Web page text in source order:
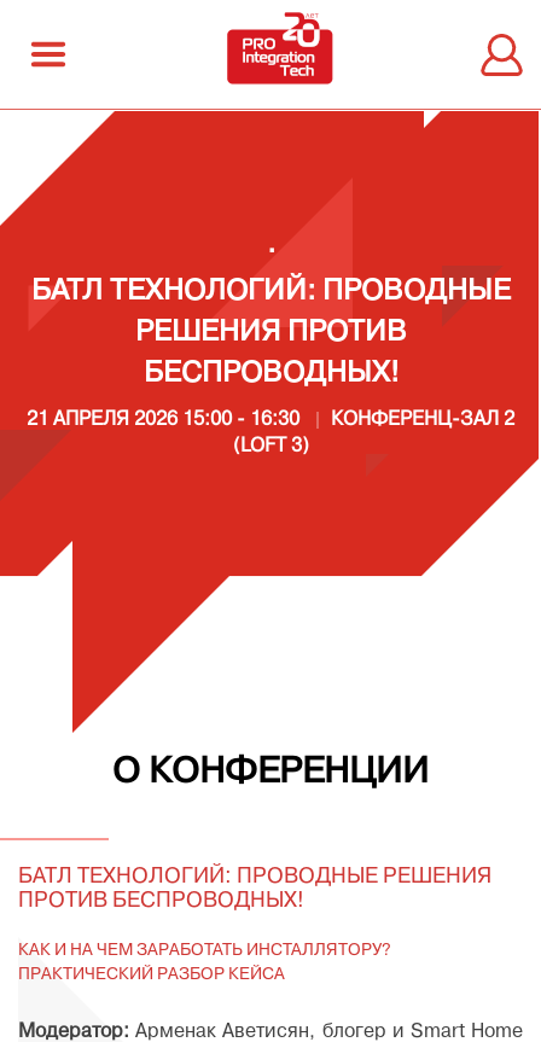
.
БАТЛ ТЕХНОЛОГИЙ: ПРОВОДНЫЕ
РЕШЕНИЯ ПРОТИВ
БЕСПРОВОДНЫХ!
21 АПРЕЛЯ 2026 15:00 - 16:30
КОНФЕРЕНЦ-ЗАЛ 2
(LOFT 3)
О КОНФЕРЕНЦИИ
БАТЛ ТЕХНОЛОГИЙ: ПРОВОДНЫЕ РЕШЕНИЯ
ПРОТИВ БЕСПРОВОДНЫХ!
КАК И НА ЧЕМ ЗАРАБОТАТЬ ИНСТАЛЛЯТОРУ?
ПРАКТИЧЕСКИЙ РАЗБОР КЕЙСА
Модератор: Арменак Аветисян, блогер и Smart Home